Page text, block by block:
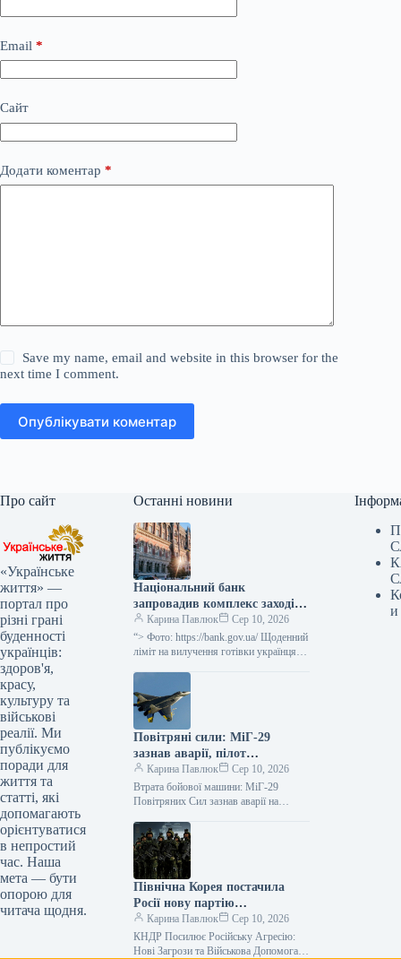
Email *
Сайт
Додати коментар *
Save my name, email and website in this browser for the
next time I comment.
Опублікувати коментар
Про сайт
«Українське
життя» —
портал про
різні грані
буденності
українців:
здоров'я,
красу,
культуру та
військові
реалії. Ми
публікуємо
поради для
життя та
статті, які
допомагають
орієнтуватися
в непростий
час. Наша
мета — бути
опорою для
читача щодня.
Останні новини
Національний банк
запровадив комплекс заходів
для полегшення валютних
операцій громадян.
Карина Павлюк
Сер 10, 2026
“> Фото: https://bank.gov.ua/ Щоденний
ліміт на вилучення готівки українцями
Повітряні сили: МіГ-29
зазнав аварії, пілот
врятований — останні деталі
Карина Павлюк
Сер 10, 2026
Втрата бойової машини: МіГ-29
Повітряних Сил зазнав аварії на
Північна Корея постачила
Росії нову партію
боєприпасів: подробиці від
“Фокус”
Карина Павлюк
Сер 10, 2026
КНДР Посилює Російську Агресію:
Нові Загрози та Військова Допомога
и